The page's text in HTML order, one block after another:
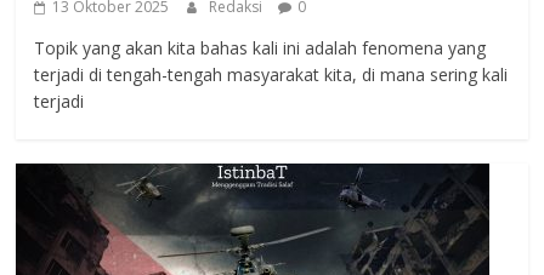
13 Oktober 2025 Redaksi 0
Topik yang akan kita bahas kali ini adalah fenomena yang
terjadi di tengah-tengah masyarakat kita, di mana sering kali
terjadi